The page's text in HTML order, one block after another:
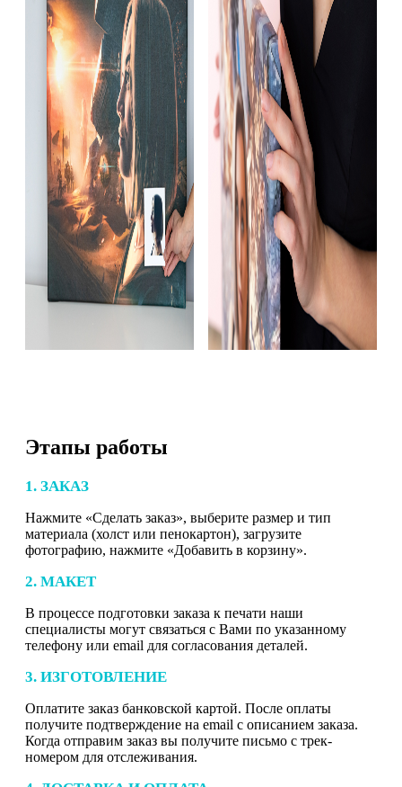
Этапы работы
1. ЗАКАЗ
Нажмите «Сделать заказ», выберите размер и тип
материала (холст или пенокартон), загрузите
фотографию, нажмите «Добавить в корзину».
2. МАКЕТ
В процессе подготовки заказа к печати наши
специалисты могут связаться с Вами по указанному
телефону или email для согласования деталей.
3. ИЗГОТОВЛЕНИЕ
Оплатите заказ банковской картой. После оплаты
получите подтверждение на email с описанием заказа.
Когда отправим заказ вы получите письмо с трек-
номером для отслеживания.